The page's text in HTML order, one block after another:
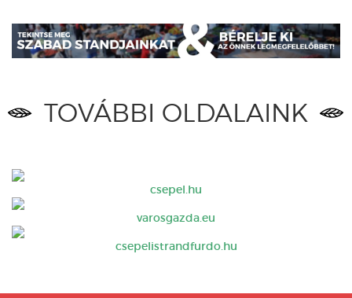
TOVÁBBI OLDALAINK
csepel.hu
varosgazda.eu
csepelistrandfurdo.hu